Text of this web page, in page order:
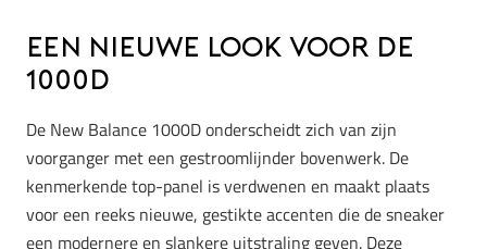
Een Nieuwe Look voor de
1000D
De New Balance 1000D onderscheidt zich van zijn
voorganger met een gestroomlijnder bovenwerk. De
kenmerkende top-panel is verdwenen en maakt plaats
voor een reeks nieuwe, gestikte accenten die de sneaker
een modernere en slankere uitstraling geven. Deze